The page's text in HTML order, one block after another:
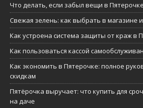
Что делать, если забыл вещи в Пятерочке
Свежая зелень: как выбрать в магазине
Как устроена система защиты от краж в
Как пользоваться кассой
Как экономить в Пятерочке: полное
скидкам
Пятёрочка выручает: что купить для
на даче